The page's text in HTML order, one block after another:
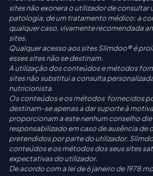
sites não exonera o utilizador de consultar
patologia, de um tratamento médico; a
qualquer caso, vivamente recomendada
sites.
Qualquer acesso aos sites Slimdoo® é
esses sites não se destinam.
A utilização dos conteúdos e métodos
sites não substitui a consulta
nutricionista.
Os conteúdos e os métodos fornecidos
destinam-se apenas a dar suporte à
proporcionam a este nenhum conselho
responsabilizado em caso de ausência
pretendidos por parte do utilizador.
conteúdos e os métodos dos seus sites
expectativas do utilizador.
De acordo com a lei de 6 janeiro de 1978